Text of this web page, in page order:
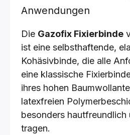
Anwendungen
Die Gazofix Fixierbinde
ist eine selbsthaftende,
Kohäsivbinde, die alle
eine klassische
ihres hohen
latexfreien
besonders hautfreundlich
tragen.